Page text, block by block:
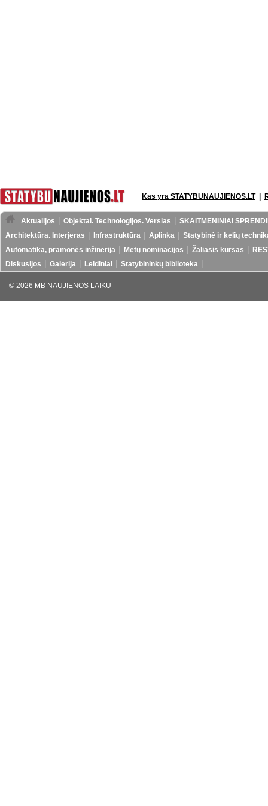
Kas yra STATYBUNAUJIENOS.LT|
Aktualijos Objektai. Technologijos. Verslas
SKAITMENINIAI
Architektūra. Interjeras
Infrastruktūra Aplinka
Statybinė ir kelių
Automatika, pramonės inžinerija
Metų nominacijos Žaliasis kursas
Diskusijos
Galerija Leidiniai Statybininkų biblioteka
© 2026 MB NAUJIENOS LAIKU